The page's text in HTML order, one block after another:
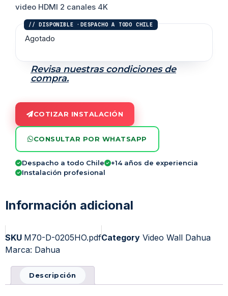
video HDMI 2 canales 4K
Agotado
Revisa nuestras condiciones de
compra.
COTIZAR INSTALACIÓN
CONSULTAR POR WHATSAPP
Despacho a todo Chile
+14 años de experiencia
Instalación profesional
Información adicional
SKU M70-D-0205HO.pdfCategory Video Wall Dahua
Marca: Dahua
Descripción